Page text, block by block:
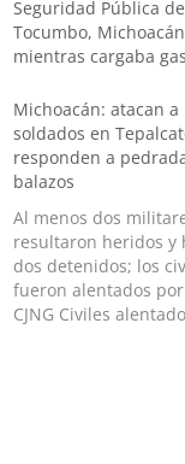
Seguridad Pública de
Tocumbo, Michoacán
mientras cargaba
Michoacán: atacan a
soldados en
responden a
balazos
Al menos dos
resultaron heridos y
dos detenidos; los
fueron alentados
CJNG Civiles